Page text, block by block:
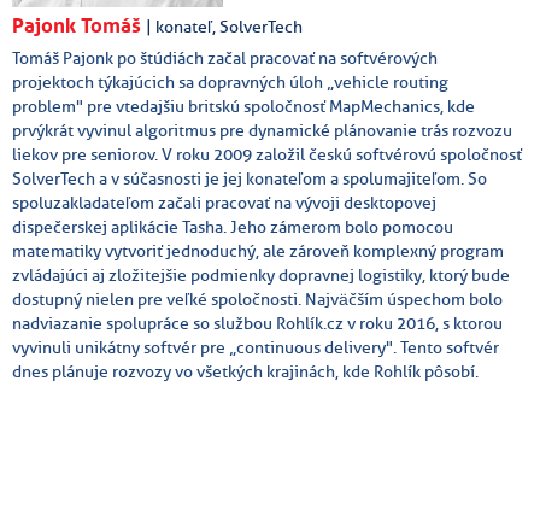
Pajonk Tomáš | konateľ, SolverTech
Tomáš Pajonk po štúdiách začal pracovať na softvérových
projektoch týkajúcich sa dopravných úloh „vehicle routing
problem" pre vtedajšiu britskú spoločnosť MapMechanics, kde
prvýkrát vyvinul algoritmus pre dynamické plánovanie trás rozvozu
liekov pre seniorov. V roku 2009 založil českú softvérovú spoločnosť
SolverTech a v súčasnosti je jej konateľom a spolumajiteľom. So
spoluzakladateľom začali pracovať na vývoji desktopovej
dispečerskej aplikácie Tasha. Jeho zámerom bolo pomocou
matematiky vytvoriť jednoduchý, ale zároveň komplexný program
zvládajúci aj zložitejšie podmienky dopravnej logistiky, ktorý bude
dostupný nielen pre veľké spoločnosti. Najväčším úspechom bolo
nadviazanie spolupráce so službou Rohlík.cz v roku 2016, s ktorou
vyvinuli unikátny softvér pre „continuous delivery". Tento softvér
dnes plánuje rozvozy vo všetkých krajinách, kde Rohlík pôsobí.